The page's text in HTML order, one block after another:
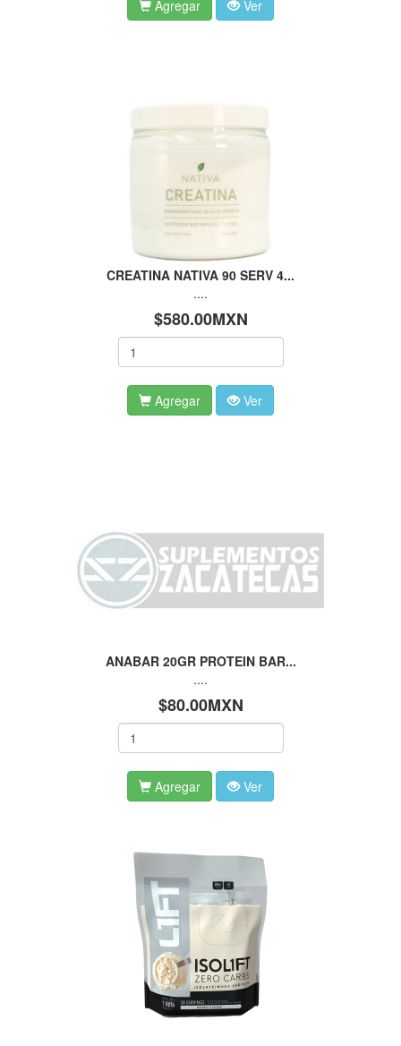
Agregar Ver
CREATINA NATIVA 90 SERV 4...
....
$580.00MXN
Agregar Ver
ANABAR 20GR PROTEIN BAR...
....
$80.00MXN
Agregar Ver